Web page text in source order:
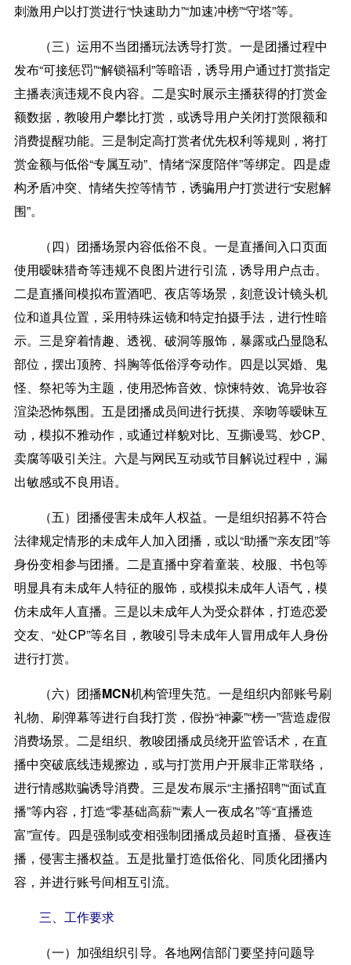
刺激用户以打赏进行“快速助力”“加速冲榜”“守塔”等。
（三）运用不当团播玩法诱导打赏。 一是团播过程中
发布“可接惩罚”“解锁福利”等暗语，诱导用户通过打赏指定
主播表演违规不良内容。二是实时展示主播获得的打赏金
额数据，教唆用户攀比打赏，或诱导用户关闭打赏限额和
消费提醒功能。三是制定高打赏者优先权利等规则，将打
赏金额与低俗“专属互动”、情绪“深度陪伴”等绑定。四是虚
构矛盾冲突、情绪失控等情节，诱骗用户打赏进行“安慰解
围”。
（四）团播场景内容低俗不良。 一是直播间入口页面
使用暧昧猎奇等违规不良图片进行引流，诱导用户点击。
二是直播间模拟布置酒吧、夜店等场景，刻意设计镜头机
位和道具位置，采用特殊运镜和特定拍摄手法，进行性暗
示。三是穿着情趣、透视、破洞等服饰，暴露或凸显隐私
部位，摆出顶胯、抖胸等低俗浮夸动作。四是以冥婚、鬼
怪、祭祀等为主题，使用恐怖音效、惊悚特效、诡异妆容
渲染恐怖氛围。五是团播成员间进行抚摸、亲吻等暧昧互
动，模拟不雅动作，或通过样貌对比、互撕谩骂、炒CP、
卖腐等吸引关注。六是与网民互动或节目解说过程中，漏
出敏感或不良用语。
（五）团播侵害未成年人权益。 一是组织招募不符合
法律规定情形的未成年人加入团播，或以“助播”“亲友团”等
身份变相参与团播。二是直播中穿着童装、校服、书包等
明显具有未成年人特征的服饰，或模拟未成年人语气，模
仿未成年人直播。三是以未成年人为受众群体，打造恋爱
交友、“处CP”等名目，教唆引导未成年人冒用成年人身份
进行打赏。
（六）团播MCN机构管理失范。 一是组织内部账号刷
礼物、刷弹幕等进行自我打赏，假扮“神豪”“榜一”营造虚假
消费场景。二是组织、教唆团播成员绕开监管话术，在直
播中突破底线违规擦边，或与打赏用户开展非正常联络，
进行情感欺骗诱导消费。三是发布展示“主播招聘”“面试直
播”等内容，打造“零基础高薪”“素人一夜成名”等“直播造
富”宣传。四是强制或变相强制团播成员超时直播、昼夜连
播，侵害主播权益。五是批量打造低俗化、同质化团播内
容，并进行账号间相互引流。
三、工作要求
（一）加强组织引导。 各地网信部门要坚持问题导